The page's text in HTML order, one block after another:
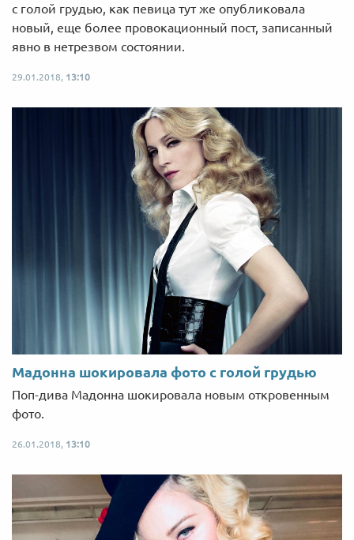
с голой грудью, как певица тут же опубликовала
новый, еще более провокационный пост, записанный
явно в нетрезвом состоянии.
29.01.2018, 13:10
Мадонна шокировала фото с голой грудью
Поп-дива Мадонна шокировала новым откровенным
фото.
26.01.2018, 13:10